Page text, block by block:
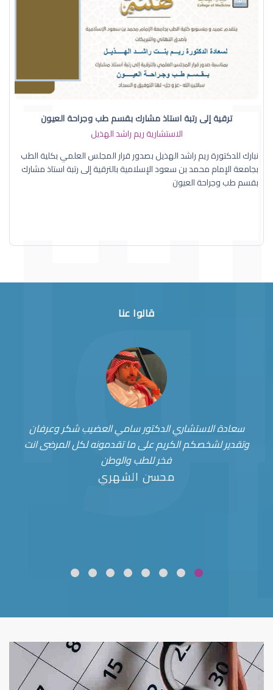
ترقية إلى رتبة استاذ مشارك بقسم طب وجراحة العيون
الاستشارية ريم راشد الهذيل
نبارك للدكتورة ريم راشد الهذيل بصدور قرار المجلس العلمي بكلية الطب
بجامعة الإمام محمد بن سعود الإسلامية بالترقية إلى رتبة استاذ مشارك
بقسم طب وجراحة العيون
قالوا عنا
سعادة الاستشاري الدكتور سامي العضيب شكر وعرفان
وتقدير لشخصكم الكريم على ما تقدمونه لكل المرضى انت
فخر للطب والوطن
محسن الشهري